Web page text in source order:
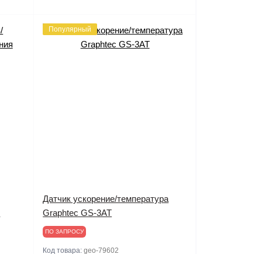
Популярный
Датчик ускорение/температура
Graphtec GS-3AT
ПО ЗАПРОСУ
Код товара:geo-79602